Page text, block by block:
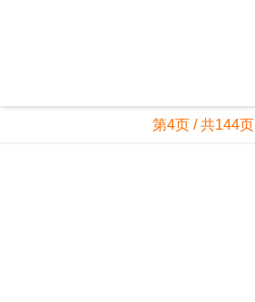
第4页 / 共144页